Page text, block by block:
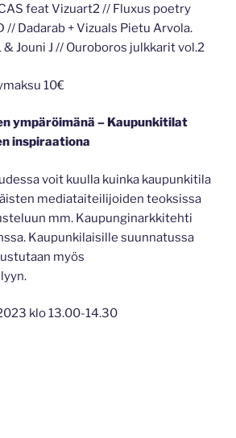
feat Vizuart2 // Fluxus poetry
// Dadarab + Vizuals Pietu Arvola.
& Jouni J // Ouroboros julkkarit vol.2
10€
ympäröimänä – Kaupunkitilat
inspiraationa
voit kuulla kuinka kaupunkitila
mediataiteilijoiden teoksissa
mm. Kaupunginarkkitehti
Kaupunkilaisille suunnatussa
myös
klo 13.00-14.30